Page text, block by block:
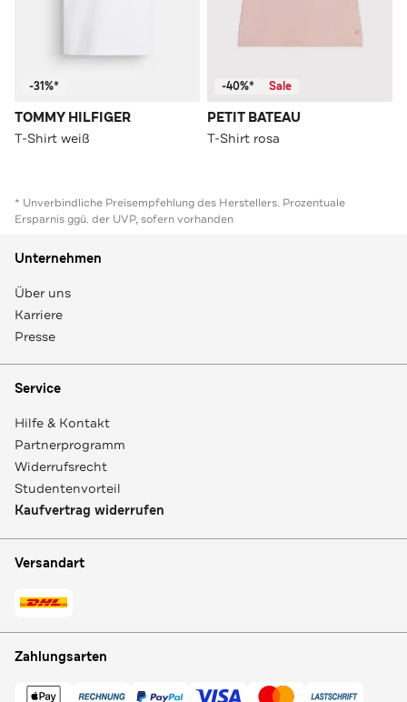
-31%*
TOMMY HILFIGER
T-Shirt weiß
-40%* Sale
PETIT BATEAU
T-Shirt rosa
* Unverbindliche Preisempfehlung des Herstellers. Prozentuale
Ersparnis ggü. der UVP, sofern vorhanden
Unternehmen
Über uns
Karriere
Presse
Service
Hilfe & Kontakt
Partnerprogramm
Widerrufsrecht
Studentenvorteil
Kaufvertrag widerrufen
Versandart
Zahlungsarten